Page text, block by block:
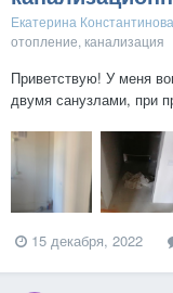
Екатерина Константинова
отопление, канализация
Приветствую! У меня
двумя санузлами, при
Проектирование было
канализация
15 декабря, 2022